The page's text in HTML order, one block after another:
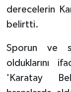
derecelerin
belirtti.
Sporun ve
olduklarını
'Karatay